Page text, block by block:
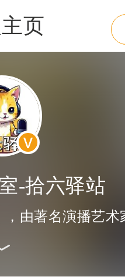
页
-拾六驿站